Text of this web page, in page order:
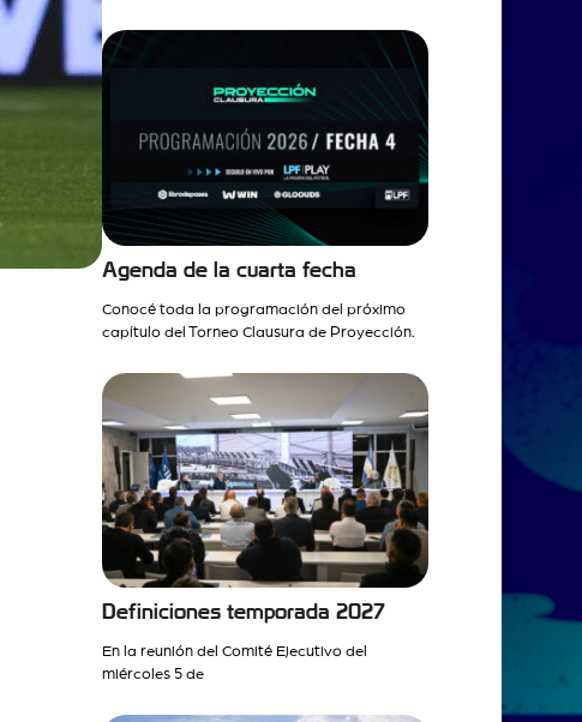
Agenda de la cuarta fecha
Conocé toda la programación del próximo
capítulo del Torneo Clausura de Proyección.
Definiciones temporada 2027
En la reunión del Comité Ejecutivo del
miércoles 5 de